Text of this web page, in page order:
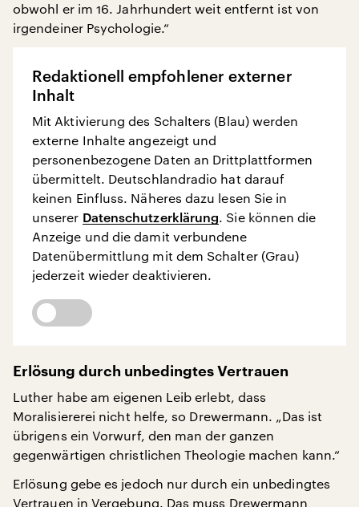
obwohl er im 16. Jahrhundert weit entfernt ist von
irgendeiner Psychologie.“
Redaktionell empfohlener externer
Inhalt
Mit Aktivierung des Schalters (Blau) werden
externe Inhalte angezeigt und
personenbezogene Daten an Drittplattformen
übermittelt. Deutschlandradio hat darauf
keinen Einfluss. Näheres dazu lesen Sie in
unserer Datenschutzerklärung. Sie können die
Anzeige und die damit verbundene
Datenübermittlung mit dem Schalter (Grau)
jederzeit wieder deaktivieren.
Erlösung durch unbedingtes Vertrauen
Luther habe am eigenen Leib erlebt, dass
Moralisiererei nicht helfe, so Drewermann. „Das ist
übrigens ein Vorwurf, den man der ganzen
gegenwärtigen christlichen Theologie machen kann.“
Erlösung gebe es jedoch nur durch ein unbedingtes
Vertrauen in Vergebung. Das muss Drewermann